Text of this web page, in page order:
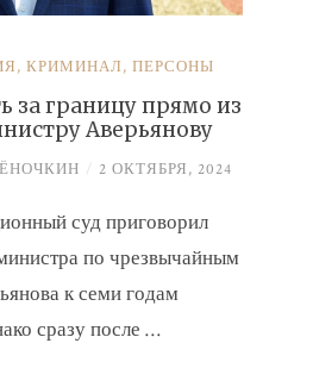
, КРИМИНАЛ, ПЕРСОНЫ
за границу прямо из
Аверьянову
/ 2 ОКТЯБРЯ, 2024
суд приговорил
по чрезвычайным
к семи годам
сразу после …